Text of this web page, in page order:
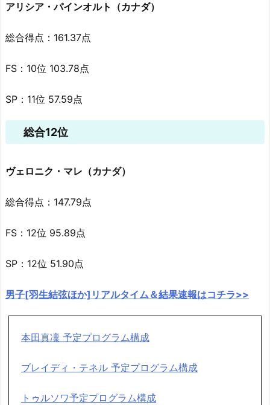
アリシア・パインオルト（カナダ）
総合得点：161.37点
FS：10位 103.78点
SP：11位 57.59点
総合12位
ヴェロニク・マレ（カナダ）
総合得点：147.79点
FS：12位 95.89点
SP：12位 51.90点
男子[羽生結弦ほか]リアルタイム＆結果速報はコチラ>>
本田真凜 予定プログラム構成
ブレイディ・テネル 予定プログラム構成
トゥルソワ予定プログラム構成